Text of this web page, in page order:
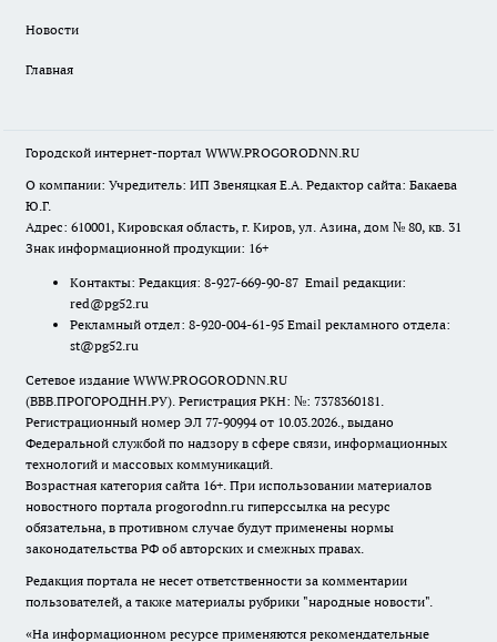
Новости
Главная
Городской интернет-портал WWW.PROGORODNN.RU
О компании: Учредитель: ИП Звеняцкая Е.А. Редактор сайта: Бакаева
Ю.Г.
Адрес: 610001, Кировская область, г. Киров, ул. Азина, дом № 80, кв. 31
Знак информационной продукции: 16+
Контакты: Редакция: 8-927-669-90-87 Email редакции:
red@pg52.ru
Рекламный отдел: 8-920-004-61-95 Email рекламного отдела:
st@pg52.ru
Сетевое издание WWW.PROGORODNN.RU
(ВВВ.ПРОГОРОДНН.РУ). Регистрация РКН: №: 7378360181.
Регистрационный номер ЭЛ 77-90994 от 10.03.2026., выдано
Федеральной службой по надзору в сфере связи, информационных
технологий и массовых коммуникаций.
Возрастная категория сайта 16+. При использовании материалов
новостного портала progorodnn.ru гиперссылка на ресурс
обязательна, в противном случае будут применены нормы
законодательства РФ об авторских и смежных правах.
Редакция портала не несет ответственности за комментарии
пользователей, а также материалы рубрики "народные новости".
«На информационном ресурсе применяются рекомендательные